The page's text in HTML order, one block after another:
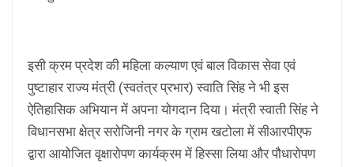
इसी क्रम प्रदेश की महिला कल्याण एवं बाल विकास सेवा एवं
पुष्टाहार राज्य मंत्री (स्वतंत्र प्रभार) स्वाति सिंह ने भी इस
ऐतिहासिक अभियान में अपना योगदान दिया। मंत्री स्वाती सिंह ने
विधानसभा क्षेत्र सरोजिनी नगर के ग्राम खटोला में सीआरपीएफ
द्वारा आयोजित वृक्षारोपण कार्यक्रम में हिस्सा लिया और पौधारोपण